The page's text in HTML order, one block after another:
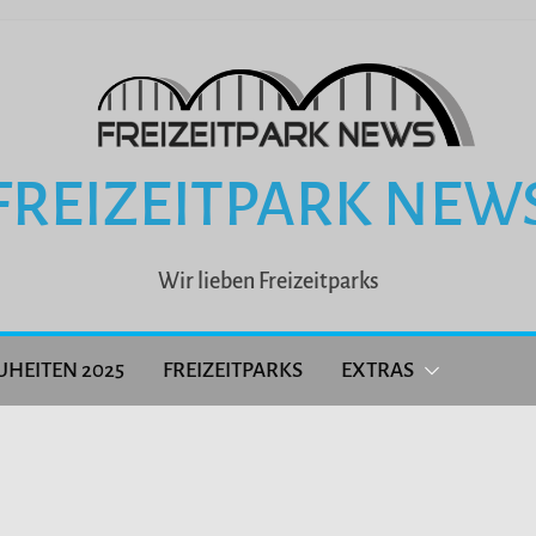
Wir lieben Freizeitparks
2025 FREIZEITPARKS EXTRAS